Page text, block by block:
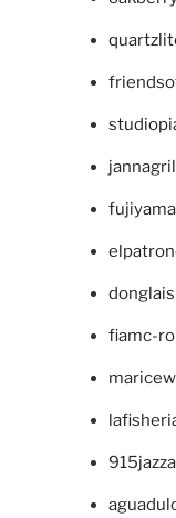
fiamc-